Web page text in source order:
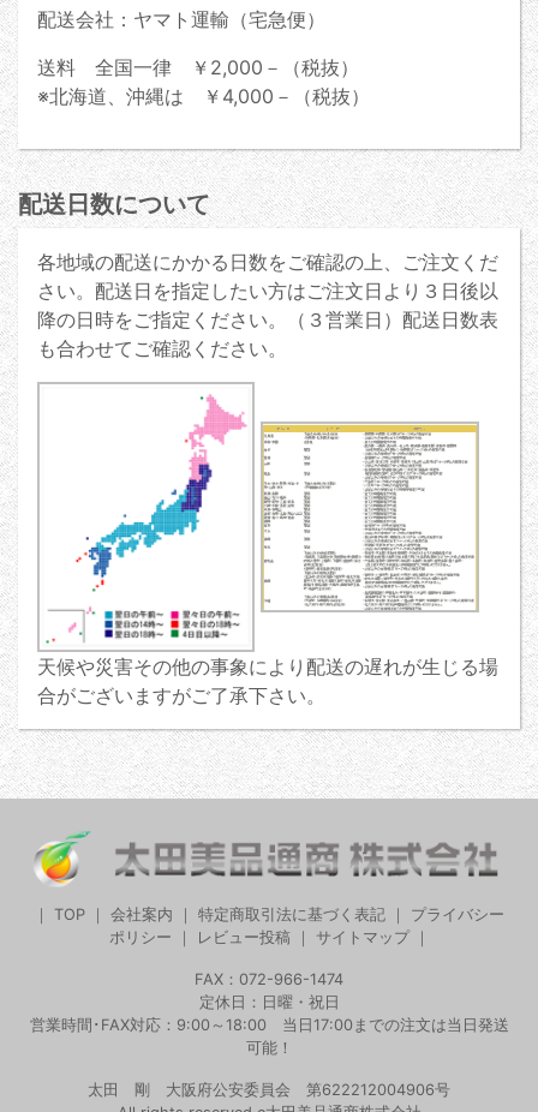
配送会社：ヤマト運輸（宅急便）
送料 全国一律 ￥2,000－（税抜）
※北海道、沖縄は ￥4,000－（税抜）
配送日数について
各地域の配送にかかる日数をご確認の上、ご注文くだ
さい。配送日を指定したい方はご注文日より３日後以
降の日時をご指定ください。（３営業日）配送日数表
も合わせてご確認ください。
天候や災害その他の事象により配送の遅れが生じる場
合がございますがご了承下さい。
TOP 会社案内 特定商取引法に基づく表記
プライバシー
ポリシー
レビュー投稿｜ サイトマップ｜
FAX：072-966-1474
定休日：日曜・祝日
営業時間･FAX対応：9:00～18:00 当日17:00までの注文は当日発送
可能！
太田 剛 大阪府公安委員会 第622212004906号